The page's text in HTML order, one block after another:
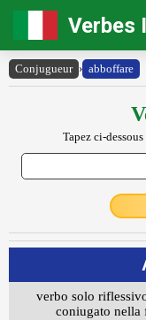
Verbes
Conjugueur › abboffare
Tapez ci-
verbo solo
coniugato nella